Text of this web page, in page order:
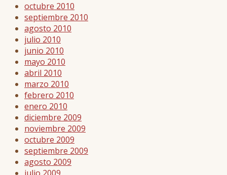
octubre 2010
septiembre 2010
agosto 2010
julio 2010
junio 2010
mayo 2010
abril 2010
marzo 2010
febrero 2010
enero 2010
diciembre 2009
noviembre 2009
octubre 2009
septiembre 2009
agosto 2009
julio 2009